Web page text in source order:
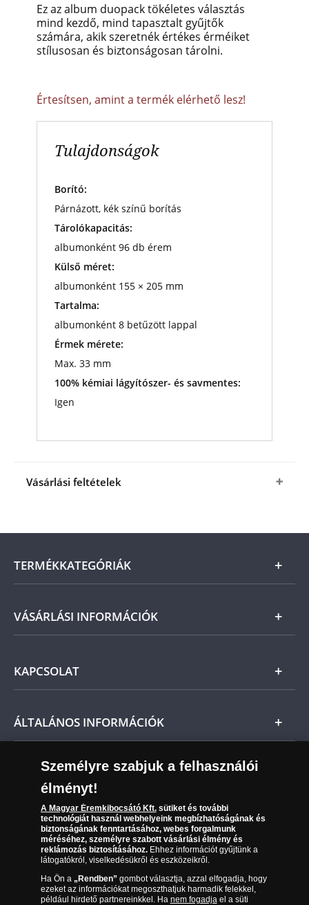
Ez az album duopack tökéletes választás
mind kezdő, mind tapasztalt gyűjtők
számára, akik szeretnék értékes érméiket
stílusosan és biztonságosan tárolni.
Értesítsen, amint a termék elérhető lesz!
Tulajdonságok
Borító:
Párnázott, kék színű borítás
Tárolókapacitás:
albumonként 96 db érem
Külső méret:
albumonként 155 × 205 mm
Tartalma:
albumonként 8 betűzött lappal
Érmek mérete:
Max. 33 mm
100% kémiai lágyítószer- és savmentes:
Igen
Vásárlási feltételek
éremtartó zsebalbum duopackota fenti kedvező
postaköltség).A termék ára online, vagy
szállításkor a futárnak vagy a termékhez csatolt
fizetési szelvényen, a számla kiállításától
Ne feledje, amennyiben az érem nem teljesíti
előzetes várakozásait, a vonatkozó jogszabályok
és a kézhezvételtől számított 14 napon belül
visszaküldheti. A
mennyiben időközben kifizette a
termék árát, akkor azt visszatérítjük Önnek.
TERMÉKKATEGÓRIÁK
Arany
Magyar
VÁSÁRLÁSI INFORMÁCIÓK
Reklamáció
Visszaküldés
Elállási űrlap
KAPCSOLAT
Ügyfélszolgálat
Leiratkozás a hírlevélről
Karrier
ÁLTALÁNOS INFORMÁCIÓK
Sütik (cookies) használata
Süti (cookies)Beállítások
Társaságunkról
Az érmék és érmek ára és értéke
Gyakran ismételt kérdések
Adatkezelés
06 80 888 889
(díjmentesen hívható hétfőtől csütörtökig 9.00 és 17.00
óra között, péntekenként 9.00 és 15.00 óra között)
Személyre szabjuk a felhasználói
élményt!
A Magyar Éremkibocsátó Kft.sütiket és további
technológiát használ webhelyeink megbízhatóságának és
biztonságának fenntartásához, webes forgalmunk
méréséhez, személyre szabott vásárlási élmény és
reklámozás biztosításához.Ehhez információt gyűjtünk a
látogatókról, viselkedésükről és eszközeikről.
Ha Ön a „Rendben”gombot választja, azzal elfogadja, hogy
ezeket az információkat megoszthatjuk harmadik felekkel,
például hirdető partnereinkkel. Ha nem fogadjael a süti